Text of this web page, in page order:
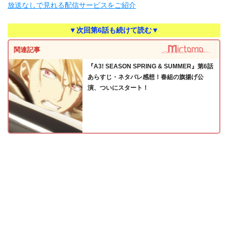
放送なしで見れる配信サービスをご紹介
▼次回第6話も続けて読む▼
関連記事
『A3! SEASON SPRING & SUMMER』第6話
あらすじ・ネタバレ感想！春組の旗揚げ公
演、ついにスタート！